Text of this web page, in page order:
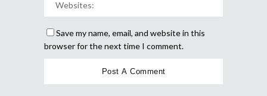
Save my name, email, and website in this
browser for the next time I comment.